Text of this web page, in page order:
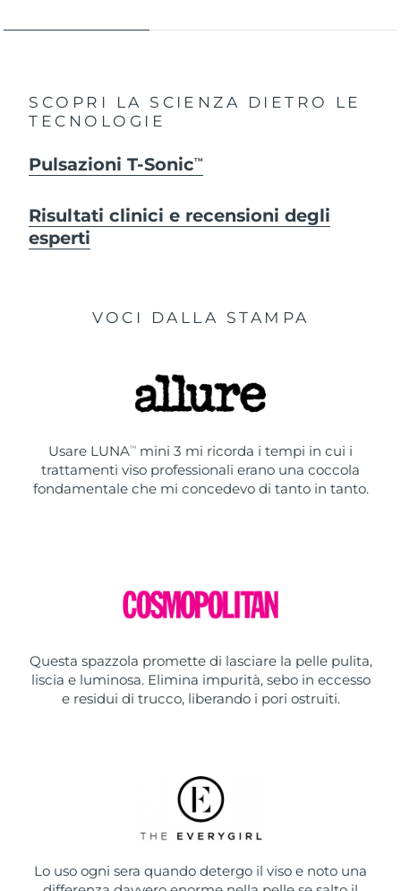
SCOPRI LA SCIENZA DIETRO LE
TECNOLOGIE
Pulsazioni T-SonicTM
Risultati clinici e recensioni degli
esperti
VOCI DALLA STAMPA
Usare LUNATM
mini 3 mi ricorda i tempi in cui i
trattamenti viso professionali erano una coccola
fondamentale che mi concedevo di tanto in tanto.
Questa spazzola promette di lasciare la pelle pulita,
liscia e luminosa. Elimina impurità, sebo in eccesso
e residui di trucco, liberando i pori ostruiti.
Lo uso ogni sera quando detergo il viso e noto una